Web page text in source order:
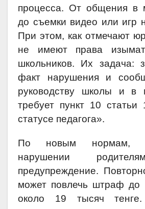
процесса. От общения в
до съемки видео или игр
При этом, как отмечают
не имеют права
школьников. Их задача:
факт нарушения и
руководству школы и в
требует пункт 10
статусе педагога».
По новым нормам,
нарушении
предупреждение.
может повлечь штраф
около 19 тысяч